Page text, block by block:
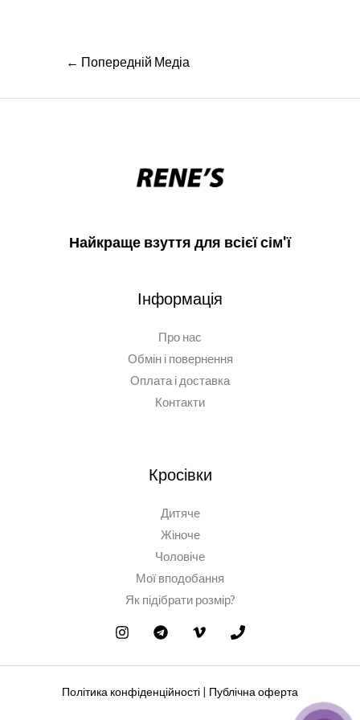
Навігація
← Попередній Медіа
Найкраще взуття для всієї сім'ї
Інформація
Про нас
Обмін і повернення
Оплата і доставка
Контакти
Кросівки
Дитяче
Жіноче
Чоловіче
Мої вподобання
Як підібрати розмір?
Політика конфіденційності Публічна оферта